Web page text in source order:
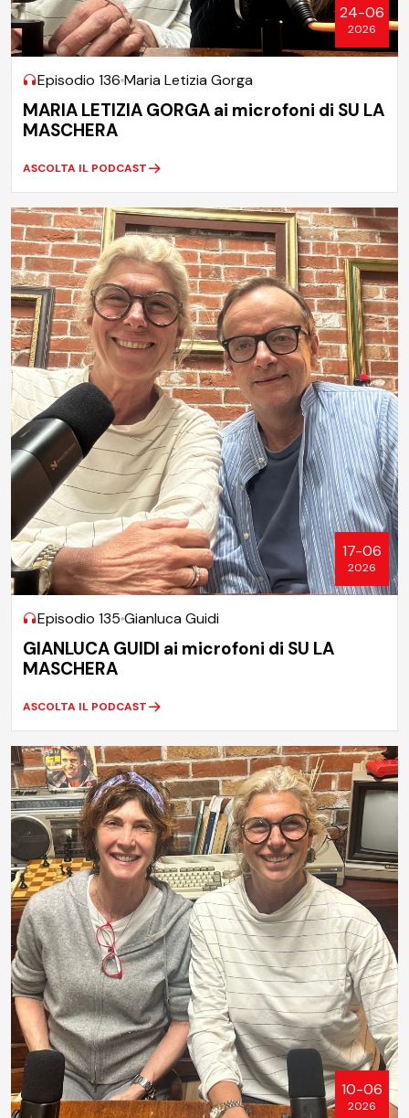
24-06
2026
Episodio 136 Maria Letizia Gorga
MARIA LETIZIA GORGA ai microfoni di SU LA
MASCHERA
ASCOLTA IL PODCAST
17-06
2026
Episodio 135 Gianluca Guidi
GIANLUCA GUIDI ai microfoni di SU LA
MASCHERA
ASCOLTA IL PODCAST
10-06
2026